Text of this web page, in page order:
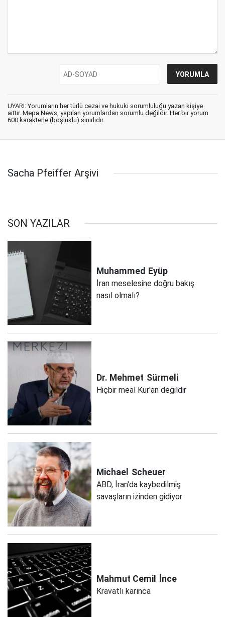
UYARI: Yorumların her türlü cezai ve hukuki sorumluluğu yazan kişiye
aittir. Mepa News, yapılan yorumlardan sorumlu değildir. Her bir yorum
600 karakterle (boşluklu) sınırlıdır.
Sacha Pfeiffer Arşivi
SON YAZILAR
Muhammed Eyüp
İran meselesine doğru bakış
nasıl olmalı?
Dr. Mehmet Sürmeli
Hiçbir meal Kur'an değildir
Michael Scheuer
ABD, İran'da kaybedilmiş
savaşların izinden gidiyor
Mahmut Cemil İnce
Kravatlı karınca